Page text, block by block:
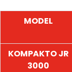
MODEL
KOMPAKTO JR
3000